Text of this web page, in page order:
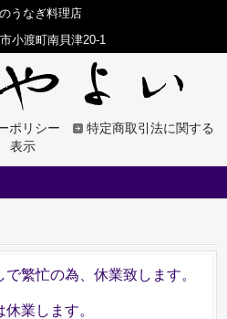
うなぎ料理店
小渡町南貝津20-1
ポリシー
特定商取引法に関する
表示
繁忙の為、休業致します。
業します。